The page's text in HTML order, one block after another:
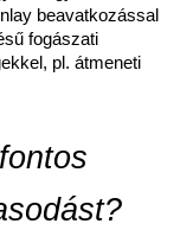
beavatkozással
fogászati
pl. átmeneti